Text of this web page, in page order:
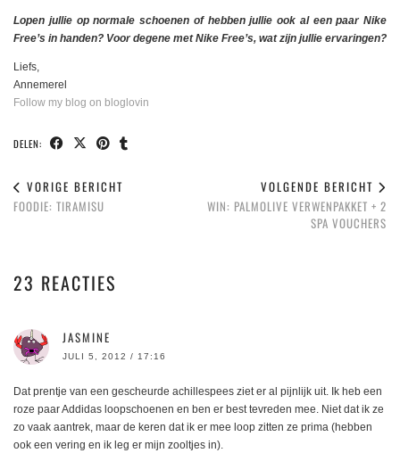
Lopen jullie op normale schoenen of hebben jullie ook al een paar Nike
Free’s in handen? Voor degene met Nike Free’s, wat zijn jullie ervaringen?
Liefs,
Annemerel
Follow my blog on bloglovin
DELEN:
VORIGE BERICHT
FOODIE: TIRAMISU
VOLGENDE BERICHT
WIN: PALMOLIVE VERWENPAKKET + 2
SPA VOUCHERS
23 REACTIES
JASMINE
JULI 5, 2012 / 17:16
Dat prentje van een gescheurde achillespees ziet er al pijnlijk uit. Ik heb een
roze paar Addidas loopschoenen en ben er best tevreden mee. Niet dat ik ze
zo vaak aantrek, maar de keren dat ik er mee loop zitten ze prima (hebben
ook een vering en ik leg er mijn zooltjes in).